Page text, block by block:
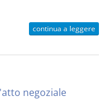
continua a leggere
negoziale